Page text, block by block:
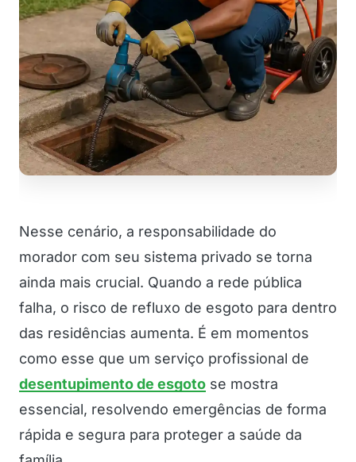
Nesse cenário, a responsabilidade do
morador com seu sistema privado se torna
ainda mais crucial. Quando a rede pública
falha, o risco de refluxo de esgoto para dentro
das residências aumenta. É em momentos
como esse que um serviço profissional de
desentupimento de esgoto se mostra
essencial, resolvendo emergências de forma
rápida e segura para proteger a saúde da